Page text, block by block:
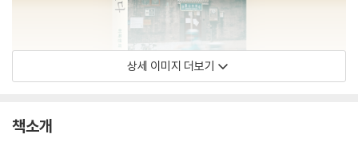
상세 이미지 더보기
책소개